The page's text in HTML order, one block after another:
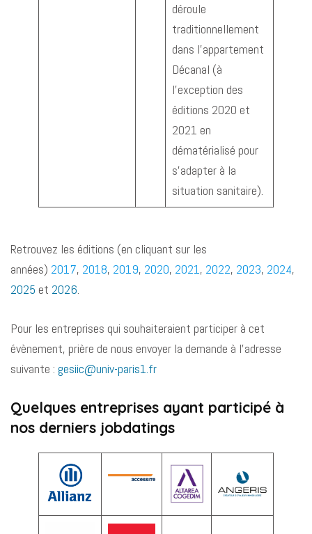
déroule
traditionnellement
dans l’appartement
Décanal (à
l’exception des
éditions 2020 et
2021 en
dématérialisé pour
s’adapter à la
situation sanitaire).
Retrouvez les éditions (en cliquant sur les
années) 2017, 2018, 2019, 2020, 2021, 2022, 2023, 2024,
2025 et 2026.
Pour les entreprises qui souhaiteraient participer à cet
évènement, prière de nous envoyer la demande à l’adresse
suivante : gesiic@univ-paris1.fr
Quelques entreprises ayant participé à
nos derniers jobdatings